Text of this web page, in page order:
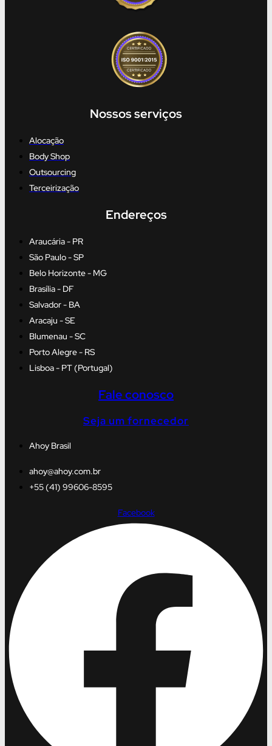
Nossos serviços
Alocação
Body Shop
Outsourcing
Terceirização
Endereços
Araucária - PR
São Paulo - SP
Belo Horizonte - MG
Brasília - DF
Salvador - BA
Aracaju - SE
Blumenau - SC
Porto Alegre - RS
Lisboa - PT (Portugal)
Fale conosco
Seja um fornecedor
Ahoy Brasil
ahoy@ahoy.com.br
+55 (41) 99606-8595
Facebook